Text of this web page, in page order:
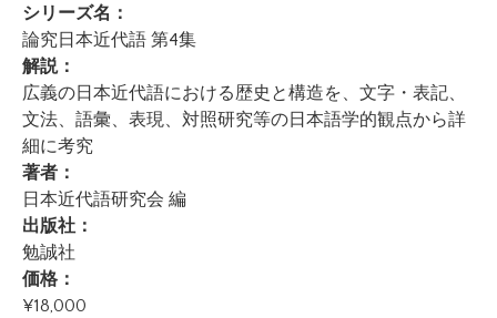
シリーズ名：
論究日本近代語 第4集
解説：
広義の日本近代語における歴史と構造を、文字・表記、
文法、語彙、表現、対照研究等の日本語学的観点から詳
細に考究
著者：
日本近代語研究会 編
出版社：
勉誠社
価格：
¥18,000